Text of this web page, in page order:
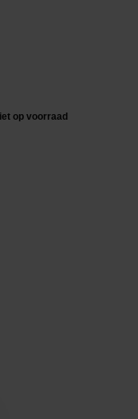
op voorraad